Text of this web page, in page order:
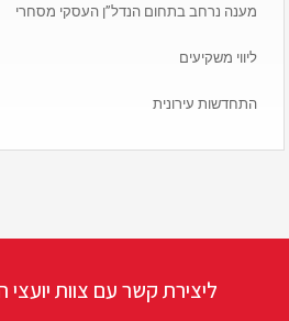
מענה נרחב בתחום הנדל”ן העסקי מסחרי
ליווי משקיעים
התחדשות עירונית
ליצירת קשר עם צוות יועצי